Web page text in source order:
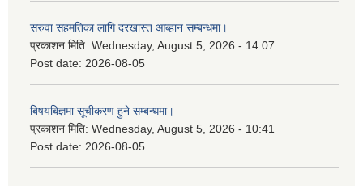
सरुवा सहमतिका लागि दरखास्त आब्हान सम्बन्धमा।
प्रकाशन मिति: Wednesday, August 5, 2026 - 14:07
Post date: 2026-08-05
बिषयबिज्ञमा सूचीकरण हुने सम्बन्धमा।
प्रकाशन मिति: Wednesday, August 5, 2026 - 10:41
Post date: 2026-08-05